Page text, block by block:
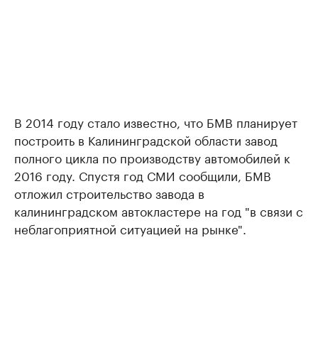
В 2014 году стало известно, что БМВ планирует
построить в Калининградской области завод
полного цикла по производству автомобилей к
2016 году. Спустя год СМИ сообщили, БМВ
отложил строительство завода в
калининградском автокластере на год "в связи с
неблагоприятной ситуацией на рынке".